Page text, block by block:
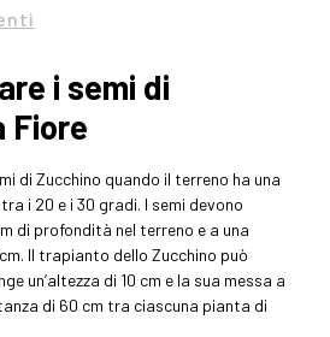
i semi di
Fiore
di Zucchino quando il terreno ha una
i 20 e i 30 gradi. I semi devono
di profondità nel terreno e a una
Il trapianto dello Zucchino può
un’altezza di 10 cm e la sua messa a
di 60 cm tra ciascuna pianta di